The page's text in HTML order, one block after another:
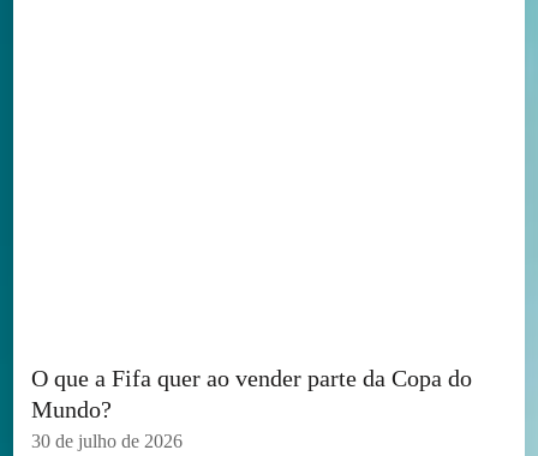
O que a Fifa quer ao vender parte da Copa do
Mundo?
30 de julho de 2026